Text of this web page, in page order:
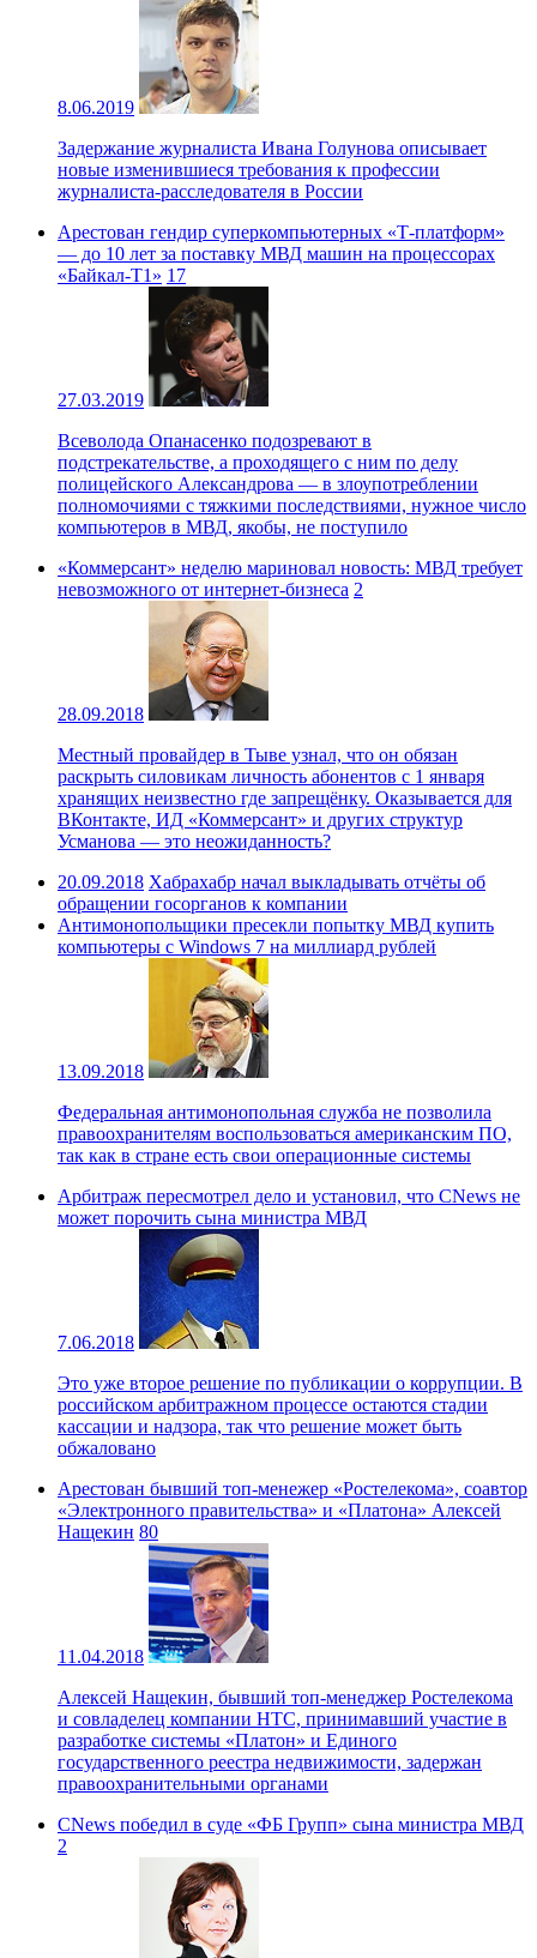
8.06.2019
Задержание журналиста Ивана Голунова описывает
новые изменившиеся требования к профессии
журналиста-расследователя в России
Арестован гендир суперкомпьютерных «Т-платформ»
— до 10 лет за поставку МВД машин на процессорах
«Байкал-Т1» 17
27.03.2019
Всеволода Опанасенко подозревают в
подстрекательстве, а проходящего с ним по делу
полицейского Александрова — в злоупотреблении
полномочиями с тяжкими последствиями, нужное число
компьютеров в МВД, якобы, не поступило
«Коммерсант» неделю мариновал новость: МВД требует
невозможного от интернет-бизнеса 2
28.09.2018
Местный провайдер в Тыве узнал, что он обязан
раскрыть силовикам личность абонентов с 1 января
хранящих неизвестно где запрещёнку. Оказывается для
ВКонтакте, ИД «Коммерсант» и других структур
Усманова — это неожиданность?
20.09.2018 Хабрахабр начал выкладывать отчёты об
обращении госорганов к компании
Антимонопольщики пресекли попытку МВД купить
компьютеры с Windows 7 на миллиард рублей
13.09.2018
Федеральная антимонопольная служба не позволила
правоохранителям воспользоваться американским ПО,
так как в стране есть свои операционные системы
Арбитраж пересмотрел дело и установил, что CNews не
может порочить сына министра МВД
7.06.2018
Это уже второе решение по публикации о коррупции. В
российском арбитражном процессе остаются стадии
кассации и надзора, так что решение может быть
обжаловано
Арестован бывший топ-менежер «Ростелекома», соавтор
«Электронного правительства» и «Платона» Алексей
Нащекин 80
11.04.2018
Алексей Нащекин, бывший топ-менеджер Ростелекома
и совладелец компании НТС, принимавший участие в
разработке системы «Платон» и Единого
государственного реестра недвижимости, задержан
правоохранительными органами
CNews победил в суде «ФБ Групп» сына министра МВД
2